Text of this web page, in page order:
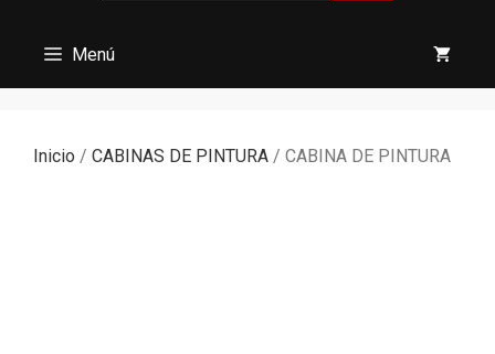
Menú
Inicio / CABINAS DE PINTURA / CABINA DE PINTURA